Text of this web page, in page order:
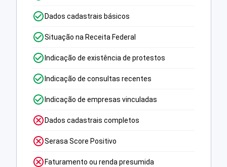
Dados cadastrais básicos
Situação na Receita Federal
Indicação de existência de protestos
Indicação de consultas recentes
Indicação de empresas vinculadas
Dados cadastrais completos
Serasa Score Positivo
Faturamento ou renda presumida